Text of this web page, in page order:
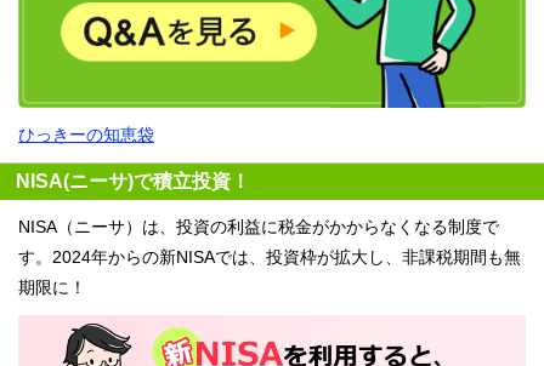
ひっきーの知恵袋
NISA(ニーサ)で積立投資！
NISA（ニーサ）は、投資の利益に税金がかからなくなる制度で
す。2024年からの新NISAでは、投資枠が拡大し、非課税期間も無
期限に！